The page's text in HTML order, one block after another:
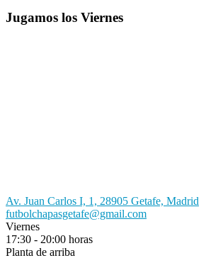
Jugamos los Viernes
Av. Juan Carlos I, 1, 28905 Getafe, Madrid
futbolchapasgetafe@gmail.com
Viernes
17:30 - 20:00 horas
Planta de arriba